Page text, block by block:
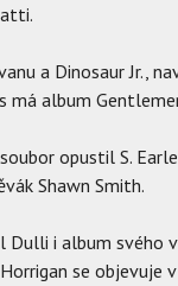
a Dinosaur Jr.,
má album
opustil S.
Shawn Smith.
Dulli i album svého
se objevuje